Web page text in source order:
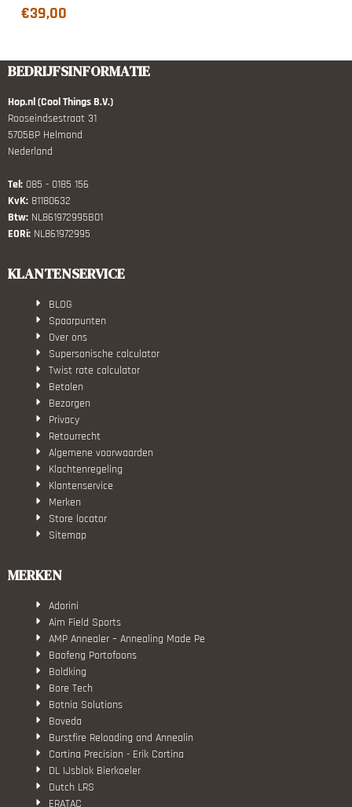
€39,00
BEDRIJFSINFORMATIE
Hop.nl (Cool Things B.V.)
Rooseindsestraat 31
5705BP Helmond
Nederland
Tel: 085 - 0185 156
KvK: 81180632
Btw: NL861972995B01
EORi: NL861972995
KLANTENSERVICE
BLOG
Spaarpunten
Over ons
Supersonische calculator
Twist rate calculator
Betalen
Bezorgen
Privacy
Retourrecht
Algemene voorwaarden
Klachtenregeling
Klantenservice
Merken
Store locator
Sitemap
MERKEN
Adorini
Aim Field Sports
AMP Annealer – Annealing Made Pe
Baofeng Portofoons
Boldking
Bore Tech
Botnia Solutions
Boveda
Burstfire Reloading and Annealin
Cortina Precision - Erik Cortina
DL IJsblok Bierkoeler
Dutch LRS
ERATAC